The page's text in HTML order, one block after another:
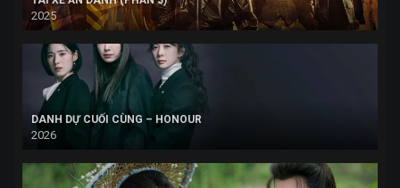
2025
DANH DỰ CUỐI CÙNG – HONOUR
2026